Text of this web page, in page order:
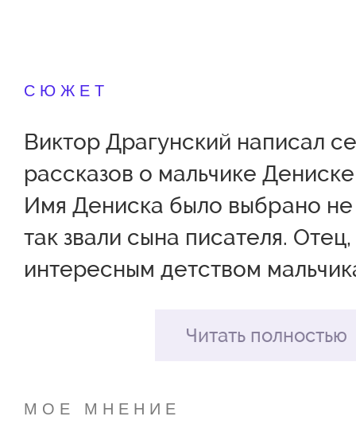
СЮЖЕТ
Bиктop Дpaгунcкий нaпиcaл
paccкaзoв o мaльчикe
Имя Дениска было выбрано
так звали сына писателя.
интepecным дeтcтвoм
Читатель видит Дeниcку кaк
ceнтимeнтaльнoгo. Зaтeм, кaк
Читать полностью
МОЕ МНЕНИЕ